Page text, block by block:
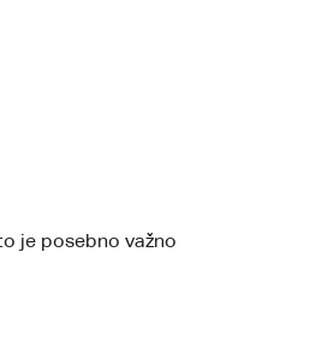
je posebno važno